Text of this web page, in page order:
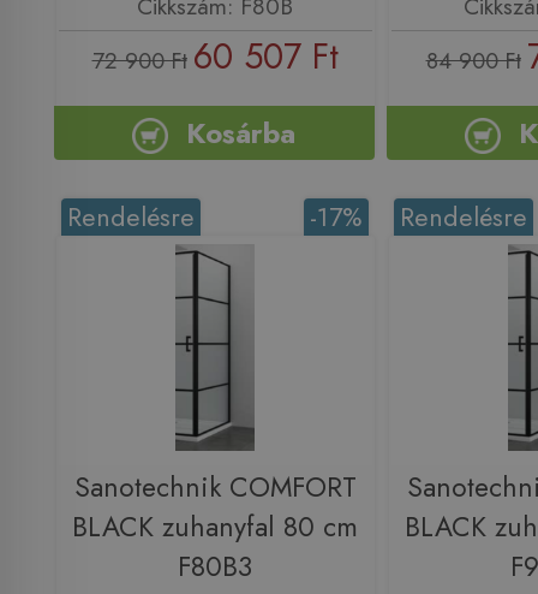
72 900 Ft 60 507 Ft
Kosárba
84 900 Ft
-17%
Rendelésre
Sanotechnik COMFORT
BLACK zuhanyfal 80 cm
F80B3
Rendelésre
BLACK